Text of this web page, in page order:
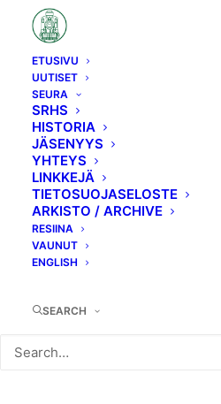
ETUSIVU
UUTISET
SEURA
SRHS
HISTORIA
JÄSENYYS
YHTEYS
LINKKEJÄ
TIETOSUOJASELOSTE
ARKISTO / ARCHIVE
RESIINA
VAUNUT
ENGLISH
SEARCH
Uutinen/
Syyskokous
28.11.2022